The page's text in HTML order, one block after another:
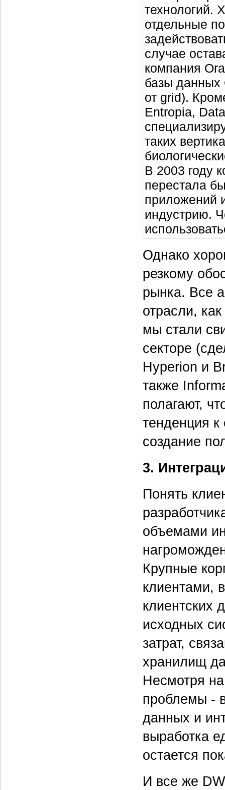
технологий.
отдельные
случае
компания
базы данных
от grid).
Entropia,
таких
В 2003 году
перестала
приложений
индустрию.
Однако
резкому
рынка. Все
отрасли,
мы стали
секторе
Hyperion и
также
полагают,
тенденция
создание
3.
Понять
объемами
Крупные
клиентами,
клиентских
исходных
затрат,
хранилищ
Несмотря
проблемы -
данных и
выработка
остается
И все же